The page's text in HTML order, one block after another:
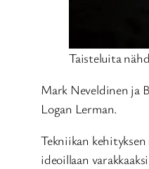
Taisteluita
Mark Neveldinen ja
Logan Lerman.
Tekniikan
ideoillaan